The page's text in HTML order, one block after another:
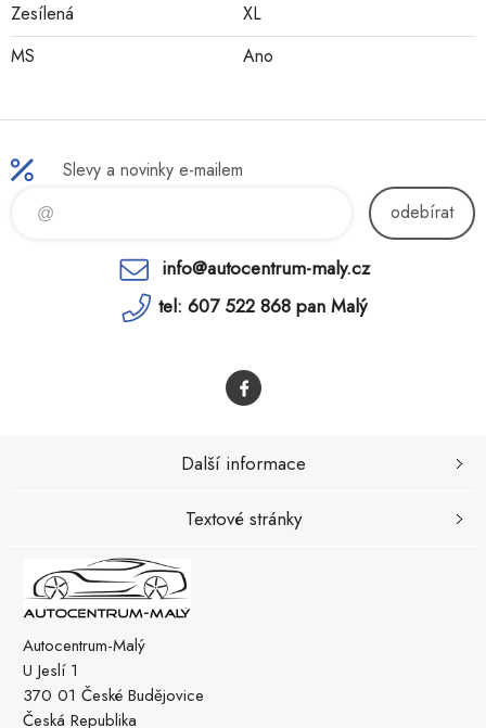
Zesílená
XL
MS
Ano
Slevy a novinky e-mailem
odebírat
info@autocentrum-maly.cz
tel: 607 522 868 pan Malý
Autocentrum-Malý
U Jeslí 1
370 01 České Budějovice
Česká Republika
Další informace
Textové stránky